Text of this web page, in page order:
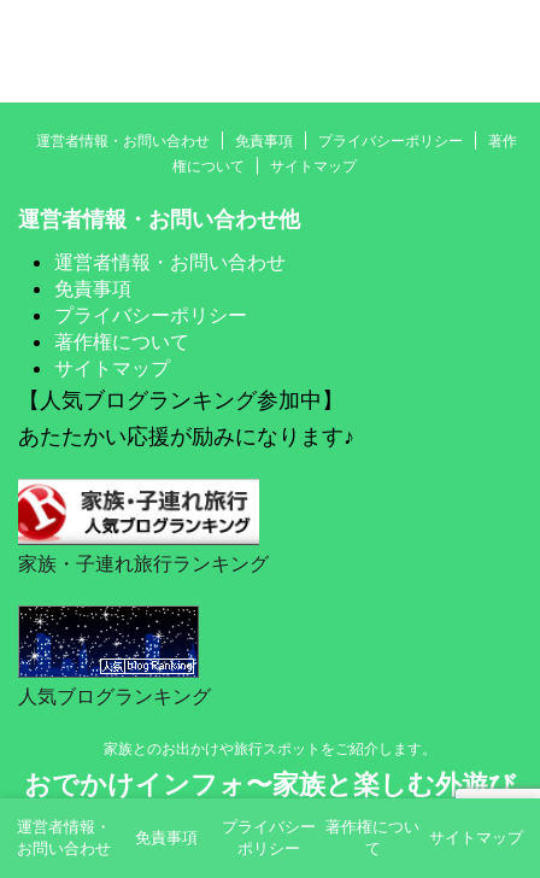
運営者情報・お問い合わせ 免責事項 プライバシーポリシー
著作
権について
サイトマップ
運営者情報・お問い合わせ他
運営者情報・お問い合わせ
免責事項
プライバシーポリシー
著作権について
サイトマップ
【人気ブログランキング参加中】
あたたかい応援が励みになります♪
家族・子連れ旅行ランキング
人気ブログランキング
家族とのお出かけや旅行スポットをご紹介します。
おでかけインフォ〜家族と楽しむ外遊び
© 2026 おでかけインフォ〜家族と楽しむ外遊び
運営者情報・
お問い合わせ
免責事項
プライバシー
ポリシー
著作権につい
て
サイトマップ